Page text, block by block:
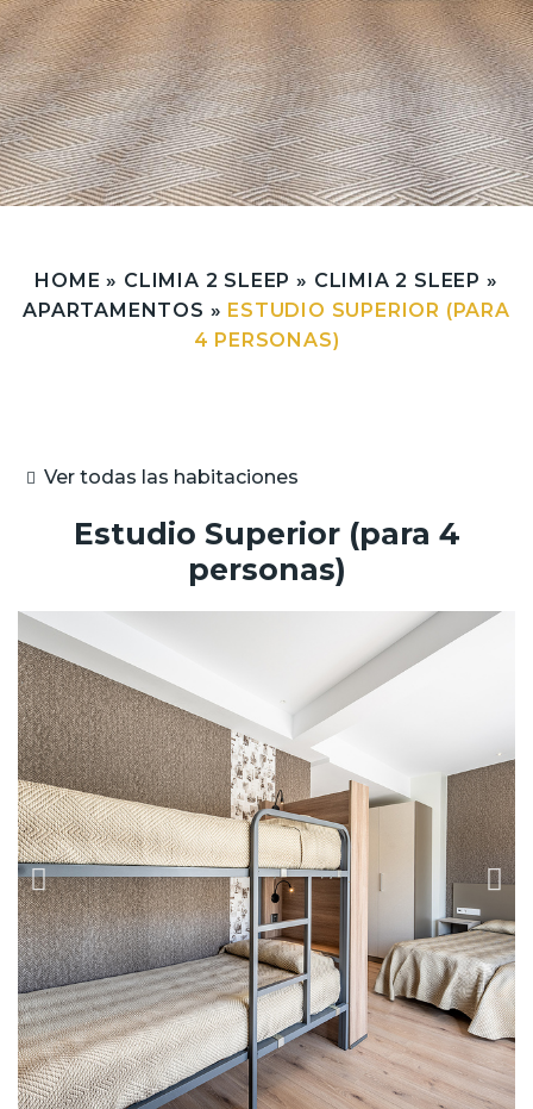
HOME » CLIMIA 2 SLEEP » CLIMIA 2 SLEEP »
APARTAMENTOS » ESTUDIO SUPERIOR (PARA
4 PERSONAS)
Ver todas las habitaciones
Estudio Superior (para 4
personas)